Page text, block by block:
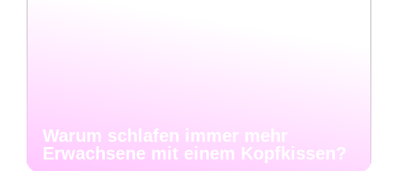
Warum schlafen immer mehr
Erwachsene mit einem Kopfkissen?